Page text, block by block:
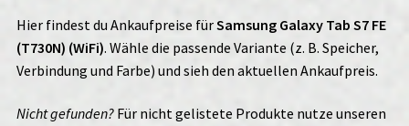
Hier findest du Ankaufpreise fürSamsung Galaxy Tab S7 FE
(T730N) (WiFi). Wähle die passende Variante (z. B. Speicher,
Verbindung und Farbe) und sieh den aktuellen Ankaufpreis.
Nicht gefunden?Für nicht gelistete Produkte nutze unseren